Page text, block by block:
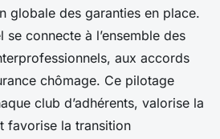
globale des garanties en place.
connecte à l’ensemble des
aux accords
chômage. Ce pilotage
club d’adhérents, valorise la
favorise la transition